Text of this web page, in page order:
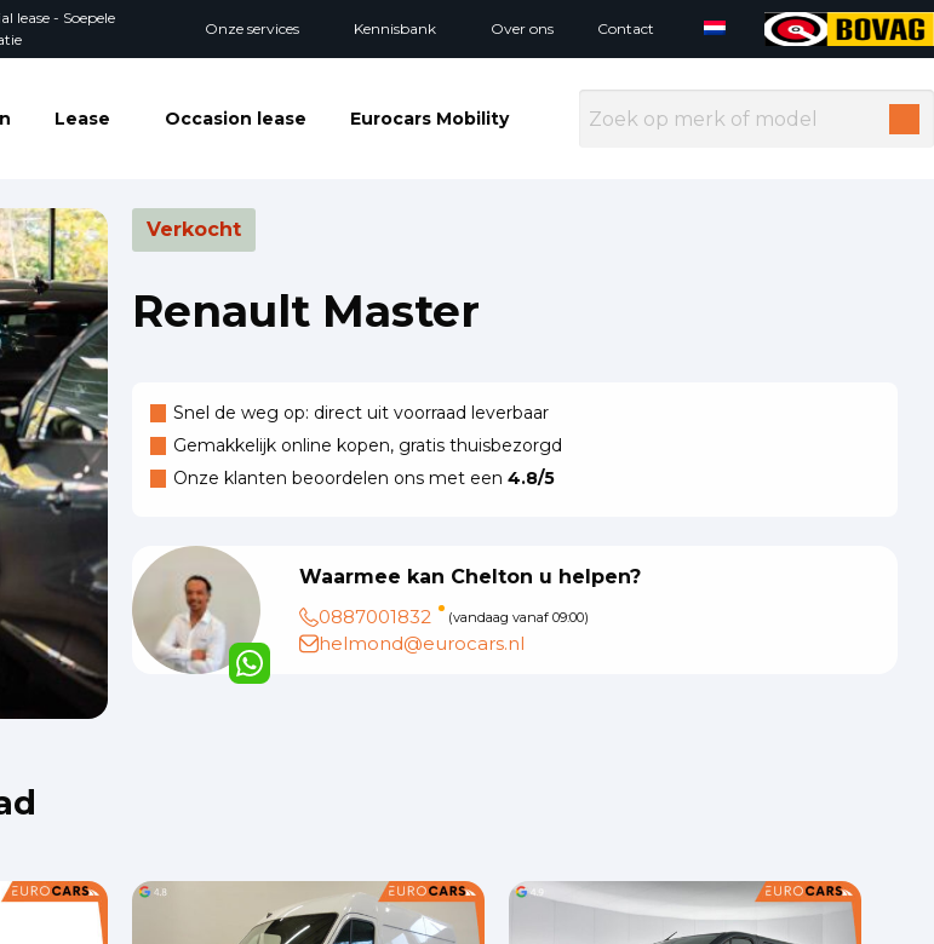
lease - Soepele
Onze services Kennisbank Over ons Contact
Lease Occasion lease Eurocars Mobility
Verkocht
Renault Master
Snel de weg op: direct uit voorraad leverbaar
Gemakkelijk online kopen, gratis thuisbezorgd
Onze klanten beoordelen ons met een 4.8/5
Waarmee kan Chelton u helpen?
0887001832
(vandaag vanaf 09:00)
helmond@eurocars.nl